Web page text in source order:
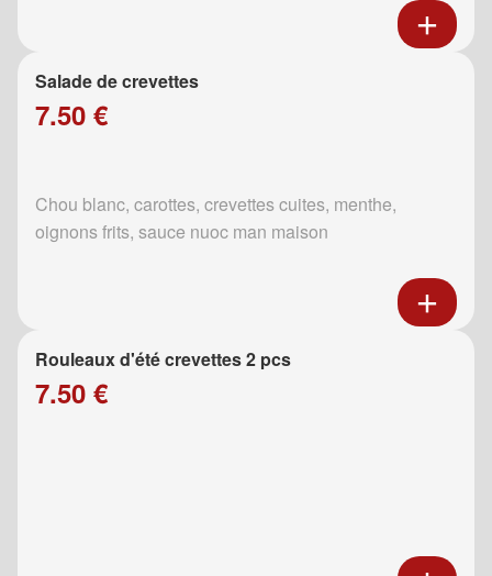
Salade de crevettes
7.50 €
Chou blanc, carottes, crevettes cuites, menthe,
oignons frits, sauce nuoc man maison
Rouleaux d'été crevettes 2 pcs
7.50 €